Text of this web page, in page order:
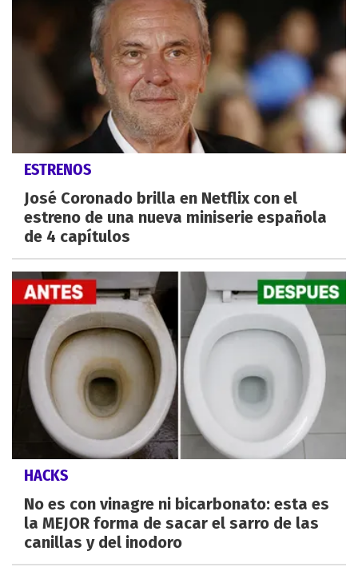
ESTRENOS
José Coronado brilla en Netflix con el
estreno de una nueva miniserie española
de 4 capítulos
HACKS
No es con vinagre ni bicarbonato: esta es
la MEJOR forma de sacar el sarro de las
canillas y del inodoro